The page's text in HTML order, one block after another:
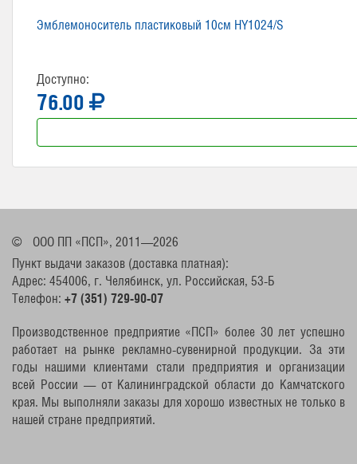
Эмблемоноситель пластиковый 10см HY1024/S
Доступно:
76.00
©
ООО ПП «ПСП», 2011—2026
Пункт выдачи заказов (доставка платная):
Адрес: 454006, г. Челябинск, ул. Российская, 53-Б
Телефон: +7 (351) 729-90-07
Производственное предприятие «ПСП» более 30 лет успешно
работает на рынке рекламно-сувенирной продукции. За эти
годы нашими клиентами стали предприятия и организации
всей России — от Калининградской области до Камчатского
края. Мы выполняли заказы для хорошо известных не только в
нашей стране предприятий.